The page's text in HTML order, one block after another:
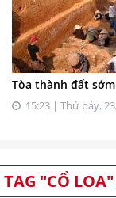
Tòa thành đất
15:23 | Thứ bảy,
TAG "CỔ